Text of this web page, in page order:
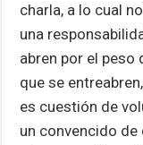
charla, a lo cual
una
abren por el peso
que se
es cuestión de
un convencido de